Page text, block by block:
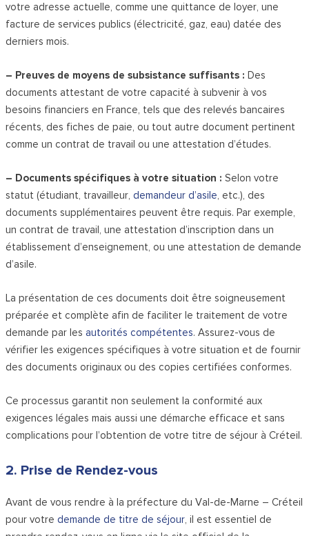
votre adresse actuelle, comme une quittance de loyer, une
facture de services publics (électricité, gaz, eau) datée des
derniers mois.
– Preuves de moyens de subsistance suffisants : Des
documents attestant de votre capacité à subvenir à vos
besoins financiers en France, tels que des relevés bancaires
récents, des fiches de paie, ou tout autre document pertinent
comme un contrat de travail ou une attestation d’études.
– Documents spécifiques à votre situation : Selon votre
statut (étudiant, travailleur, demandeur d’asile, etc.), des
documents supplémentaires peuvent être requis. Par exemple,
un contrat de travail, une attestation d’inscription dans un
établissement d’enseignement, ou une attestation de demande
d’asile.
La présentation de ces documents doit être soigneusement
préparée et complète afin de faciliter le traitement de votre
demande par lesautorités compétentes. Assurez-vous de
vérifier les exigences spécifiques à votre situation et de fournir
des documents originaux ou des copies certifiées conformes.
Ce processus garantit non seulement la conformité aux
exigences légales mais aussi une démarche efficace et sans
complications pour l’obtention de votre titre de séjour à Créteil.
2. Prise de Rendez-vous
Avant de vous rendre à la préfecture du Val-de-Marne – Créteil
pour votre demande de titre de séjour, il est essentiel de